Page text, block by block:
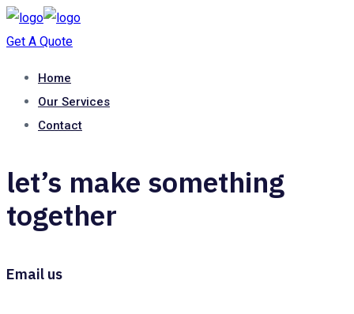
Get A Quote
Home
Our Services
Contact
let’s make something
together
Email us